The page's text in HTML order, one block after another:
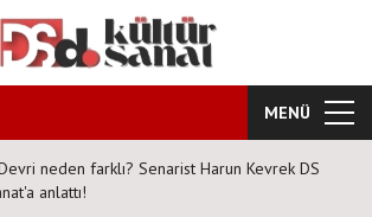
MENÜ
DS
Şahane Pazar 25 yıl sonra tiyatro
tarihte nerede?